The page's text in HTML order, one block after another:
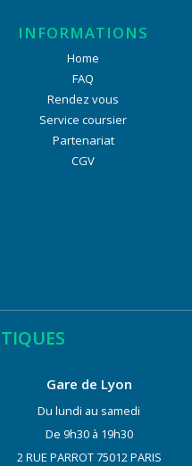
INFORMATIONS
Home
FAQ
Rendez vous
Service coursier
Partenariat
CGV
Gare de Lyon
Du lundi au samedi
De 9h30 à 19h30
2 RUE PARROT 75012 PARIS